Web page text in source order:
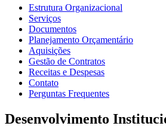
Estrutura Organizacional
Serviços
Documentos
Planejamento Orçamentário
Aquisições
Gestão de Contratos
Receitas e Despesas
Contato
Perguntas Frequentes
Desenvolvimento